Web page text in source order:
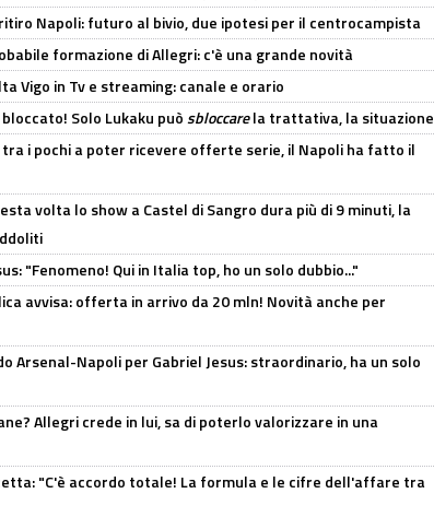
Napoli: futuro al bivio, due ipotesi per il centrocampista
formazione di Allegri: c'è una grande novità
Vigo in Tv e streaming: canale e orario
Solo Lukaku puòsbloccarela trattativa, la situazione
tra i pochi a poter ricevere offerte serie, il Napoli ha fatto il
volta lo show a Castel di Sangro dura più di 9 minuti, la
"Fenomeno! Qui in Italia top, ho un solo dubbio..."
avvisa: offerta in arrivo da 20 mln! Novità anche per
Arsenal-Napoli per Gabriel Jesus: straordinario, ha un solo
Allegri crede in lui, sa di poterlo valorizzare in una
"C'è accordo totale! La formula e le cifre dell'affare tra